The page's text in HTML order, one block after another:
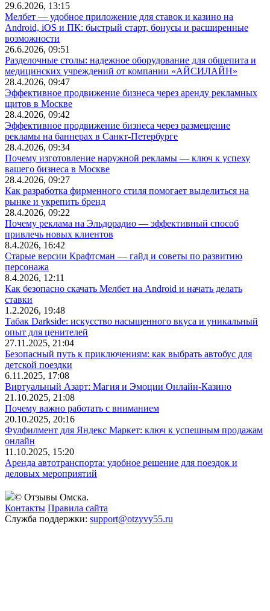
29.6.2026, 13:15
Мелбет — удобное приложение для ставок и казино на
Android, iOS и ПК: быстрый старт, бонусы и расширенные
возможности
26.6.2026, 09:51
Разделочные столы: надежное оборудование для общепита и
медицинских учреждений от компании «АЙСИЛАЙН»
28.4.2026, 09:47
Эффективное продвижение бизнеса через аренду рекламных
щитов в Москве
28.4.2026, 09:42
Эффективное продвижение бизнеса через размещение
рекламы на баннерах в Санкт-Петербурге
28.4.2026, 09:34
Почему изготовление наружной рекламы — ключ к успеху
вашего бизнеса в Москве
28.4.2026, 09:27
Как разработка фирменного стиля помогает выделиться на
рынке и укрепить бренд
28.4.2026, 09:22
Почему реклама на Эльдорадио — эффективный способ
привлечь новых клиентов
8.4.2026, 16:42
Старые версии Крафтсман — гайд и советы по развитию
персонажа
8.4.2026, 12:11
Как безопасно скачать Мелбет на Android и начать делать
ставки
1.2.2026, 19:48
Табак Darkside: искусство насыщенного вкуса и уникальный
опыт для ценителей
27.11.2025, 21:04
Безопасный путь к приключениям: как выбрать автобус для
детской поездки
6.11.2025, 17:08
Виртуальный Азарт: Магия и Эмоции Онлайн-Казино
21.10.2025, 21:08
Почему важно работать с вниманием
20.10.2025, 20:16
Фулфилмент для Яндекс Маркет: ключ к успешным продажам
онлайн
11.10.2025, 15:20
Аренда автотранспорта: удобное решение для поездок и
деловых мероприятий
© Отзывы Омска.
Контакты Правила сайта
Служба поддержки: support@otzyvy55.ru